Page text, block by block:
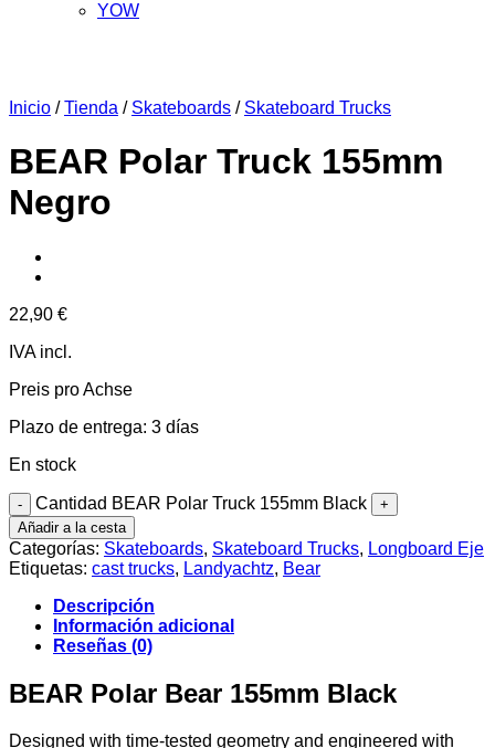
YOW
Inicio / Tienda / Skateboards / Skateboard Trucks
BEAR Polar Truck 155mm
Negro
22,90 €
IVA incl.
Preis pro Achse
Plazo de entrega: 3 días
En stock
Cantidad BEAR Polar Truck 155mm Black
Añadir a la cesta
Categorías: Skateboards, Skateboard Trucks, Longboard Eje
Etiquetas: cast trucks, Landyachtz, Bear
Descripción
Información adicional
Reseñas (0)
BEAR Polar Bear 155mm Black
Designed with time-tested geometry and engineered with